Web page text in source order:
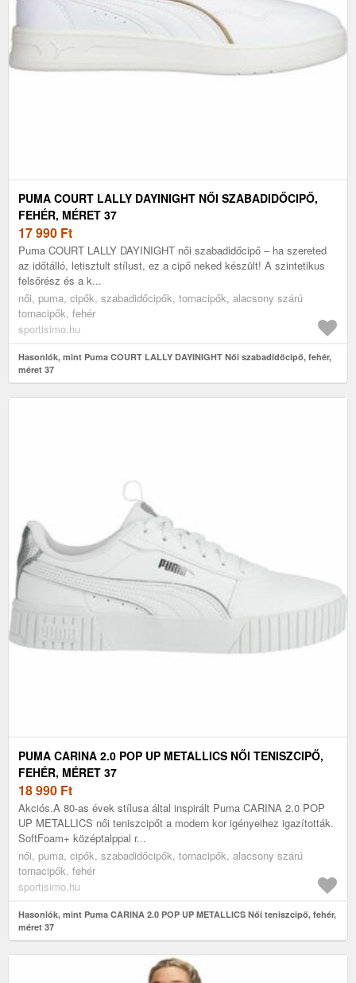
PUMA COURT LALLY DAYINIGHT NŐI SZABADIDŐCIPŐ,
FEHÉR, MÉRET 37
17 990 Ft
Puma COURT LALLY DAYINIGHT női szabadidőcipő – ha szereted
az időtálló, letisztult stílust, ez a cipő neked készült! A szintetikus
felsőrész és a k...
női, puma, cipők, szabadidőcipők, tornacipők, alacsony szárú
tornacipők, fehér
sportisimo.hu
Hasonlók, mint Puma COURT LALLY DAYINIGHT Női szabadidőcipő, fehér,
méret 37
PUMA CARINA 2.0 POP UP METALLICS NŐI TENISZCIPŐ,
FEHÉR, MÉRET 37
18 990 Ft
Akciós.A 80-as évek stílusa által inspirált Puma CARINA 2.0 POP
UP METALLICS női teniszcipőt a modern kor igényeihez igazították.
SoftFoam+ középtalppal r...
női, puma, cipők, szabadidőcipők, tornacipők, alacsony szárú
tornacipők, fehér
sportisimo.hu
Hasonlók, mint Puma CARINA 2.0 POP UP METALLICS Női teniszcipő, fehér,
méret 37